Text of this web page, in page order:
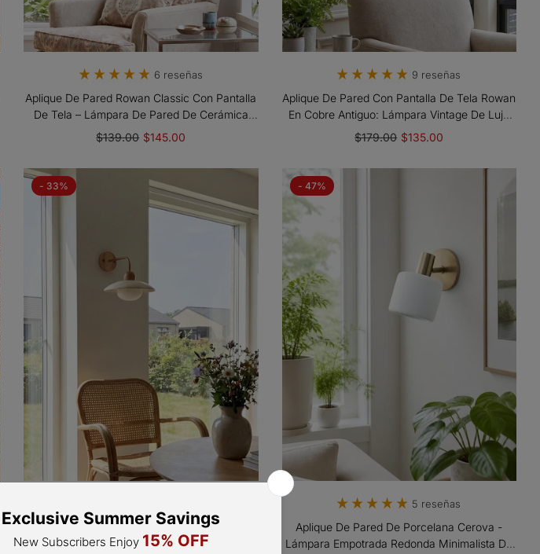
6 reseñas
Aplique De Pared Rowan Classic Con Pantalla
De Tela – Lámpara De Pared De Cerámica
Para Pasillo O Dormitorio
$139.00 $145.00
9 reseñas
Aplique De Pared Con Pantalla De Tela Rowan
En Cobre Antiguo: Lámpara Vintage De Lujo
Para Interiores
$179.00 $135.00
- 33%
Aplique De Pared Travira Disco De Travertino
- Aplique Minimalista Moderno Para Sala
- 47%
5 reseñas
Aplique De Pared De Porcelana Cerova -
Lámpara Empotrada Redonda Minimalista De